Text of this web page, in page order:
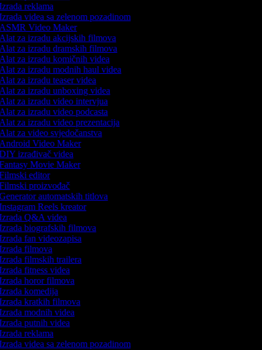
reklama
videa sa zelenom pozadinom
Video Maker
za izradu akcijskih filmova
za izradu dramskih filmova
za izradu komičnih videa
za izradu modnih haul videa
za izradu teaser videa
za izradu unboxing videa
za izradu video intervjua
za izradu video podcasta
za izradu video prezentacija
za video svjedočanstva
Video Maker
izrađivač videa
Movie Maker
editor
proizvođač
automatskih titlova
Reels kreator
Q&A videa
biografskih filmova
fan videozapisa
filmova
filmskih trailera
fitness videa
horor filmova
komedija
kratkih filmova
modnih videa
putnih videa
reklama
videa sa zelenom pozadinom